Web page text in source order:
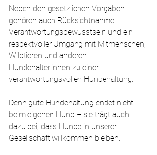
Neben den gesetzlichen Vorgaben
gehören auch Rücksichtnahme,
Verantwortungsbewusstsein und ein
respektvoller Umgang mit Mitmenschen,
Wildtieren und anderen
Hundehalter:innen zu einer
verantwortungsvollen Hundehaltung.
Denn gute Hundehaltung endet nicht
beim eigenen Hund – sie trägt auch
dazu bei, dass Hunde in unserer
Gesellschaft willkommen bleiben.